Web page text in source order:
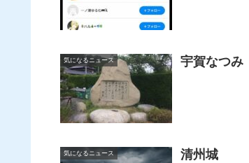
気になるニュース 宇賀なつみ
気になるニュース 清州城